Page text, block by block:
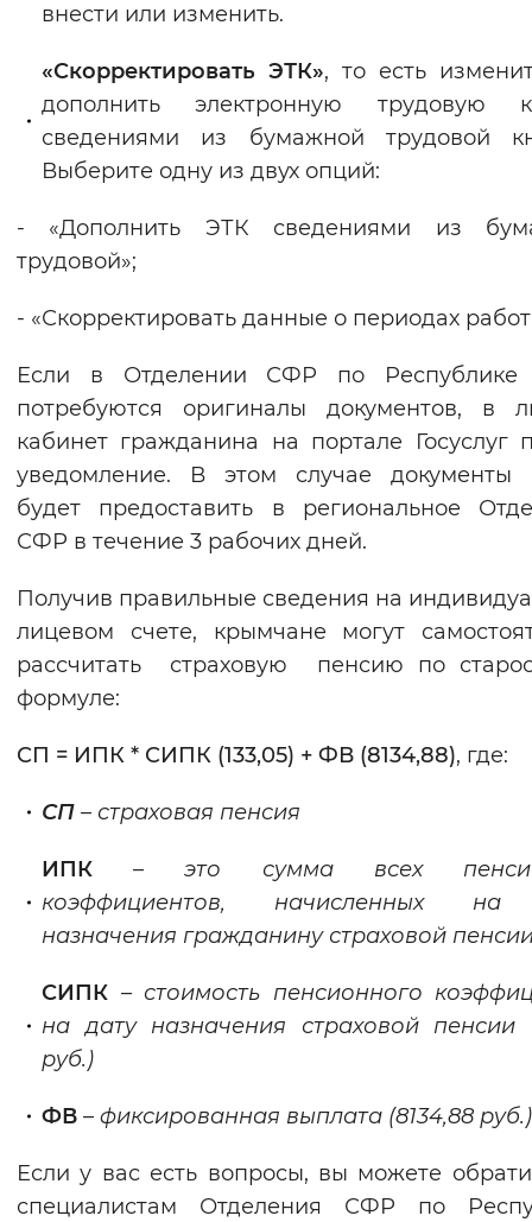
внести или изменить.
«Скорректировать ЭТК», то есть
дополнить электронную трудовую
сведениями из бумажной трудовой
Выберите одну из двух опций:
- «Дополнить ЭТК сведениями из
трудовой»;
- «Скорректировать данные о периодах
Если в Отделении СФР по
потребуются оригиналы документов, в
кабинет гражданина на портале Госуслуг
уведомление. В этом случае документы
будет предоставить в региональное
СФР в течение 3 рабочих дней.
Получив правильные сведения на
лицевом счете, крымчане могут
рассчитать страховую пенсию по
формуле:
СП = ИПК * СИПК (133,05) + ФВ (8134,88), где:
СП – страховая пенсия
ИПК– это сумма всех
коэффициентов, начисленных на
назначения гражданину страховой
СИПК – стоимость пенсионного
на дату назначения страховой пенсии
руб.)
ФВ – фиксированная выплата (8134,88 руб.)
Если у вас есть вопросы, вы можете
специалистам Отделения СФР по